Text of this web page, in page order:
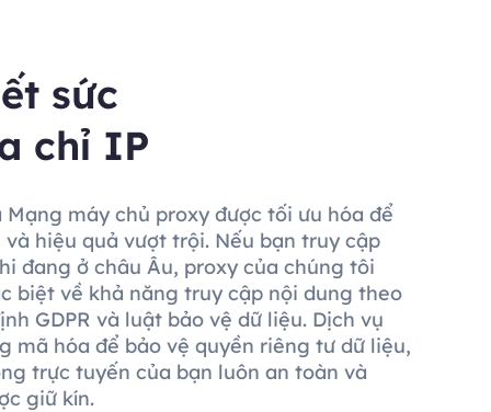
sức
chỉ IP
máy chủ proxy được tối ưu hóa để
hiệu quả vượt trội. Nếu bạn truy cập
đang ở châu Âu, proxy của chúng tôi
biệt về khả năng truy cập nội dung theo
GDPR và luật bảo vệ dữ liệu. Dịch vụ
mã hóa để bảo vệ quyền riêng tư dữ liệu,
trực tuyến của bạn luôn an toàn và
giữ kín.